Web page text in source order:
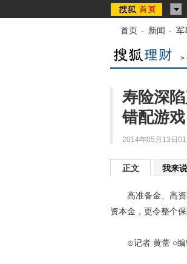
首页 - 新闻 - 军
>
寿险深
错配游戏
2014年05月13日
正文 我来
高准备金、高资本
资本金，更令整个
⊙记者 黄蕾 ○编